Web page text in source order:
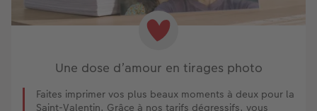
Une dose d’amour en tirages photo
Faites imprimer vos plus beaux moments à deux pour la
Saint-Valentin. Grâce à nos tarifs dégressifs, vous